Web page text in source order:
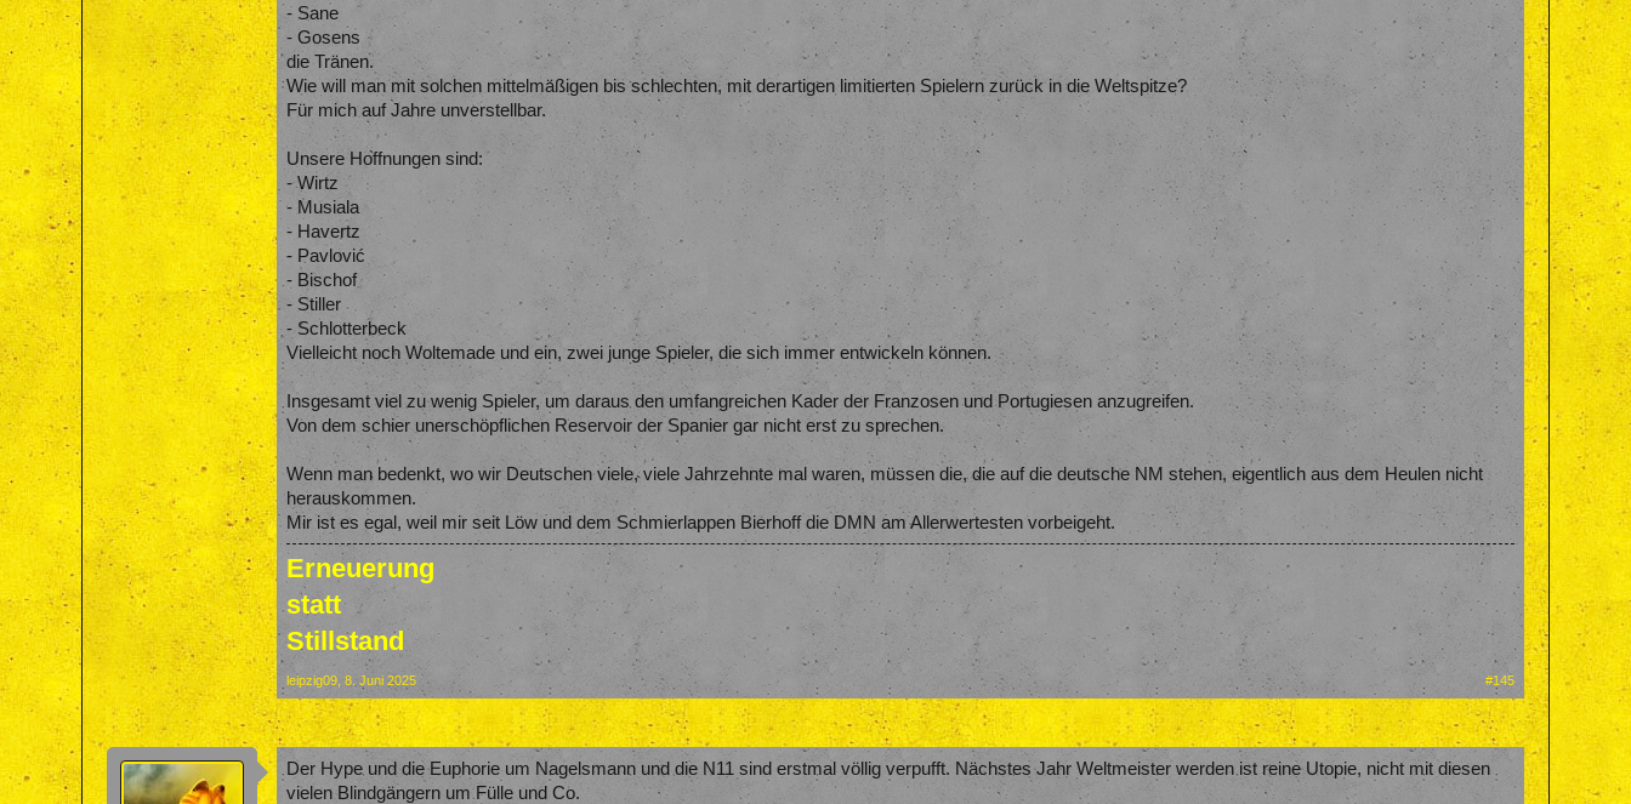
- Sane
- Gosens
die Tränen.
Wie will man mit solchen mittelmäßigen bis schlechten, mit derartigen limitierten Spielern zurück in die Weltspitze?
Für mich auf Jahre unverstellbar.
Unsere Hoffnungen sind:
- Wirtz
- Musiala
- Havertz
- Pavlović
- Bischof
- Stiller
- Schlotterbeck
Vielleicht noch Woltemade und ein, zwei junge Spieler, die sich immer entwickeln können.
Insgesamt viel zu wenig Spieler, um daraus den umfangreichen Kader der Franzosen und Portugiesen anzugreifen.
Von dem schier unerschöpflichen Reservoir der Spanier gar nicht erst zu sprechen.
Wenn man bedenkt, wo wir Deutschen viele, viele Jahrzehnte mal waren, müssen die, die auf die deutsche NM stehen, eigentlich aus dem Heulen nicht
herauskommen.
Mir ist es egal, weil mir seit Löw und dem Schmierlappen Bierhoff die DMN am Allerwertesten vorbeigeht.
Erneuerung
statt
Stillstand
leipzig09 8. Juni 2025 #145
Der Hype und die Euphorie um Nagelsmann und die N11 sind erstmal völlig verpufft. Nächstes Jahr Weltmeister werden ist reine Utopie, nicht mit diesen
vielen Blindgängern um Fülle und Co.